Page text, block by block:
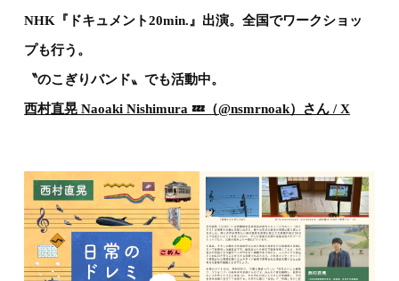
NHK『ドキュメント20min.』出演。全国でワークショッ
プも行う。
〝のこぎりバンド〟でも活動中。
西村直晃 Naoaki Nishimura 💤（@nsmrnoak）さん / X